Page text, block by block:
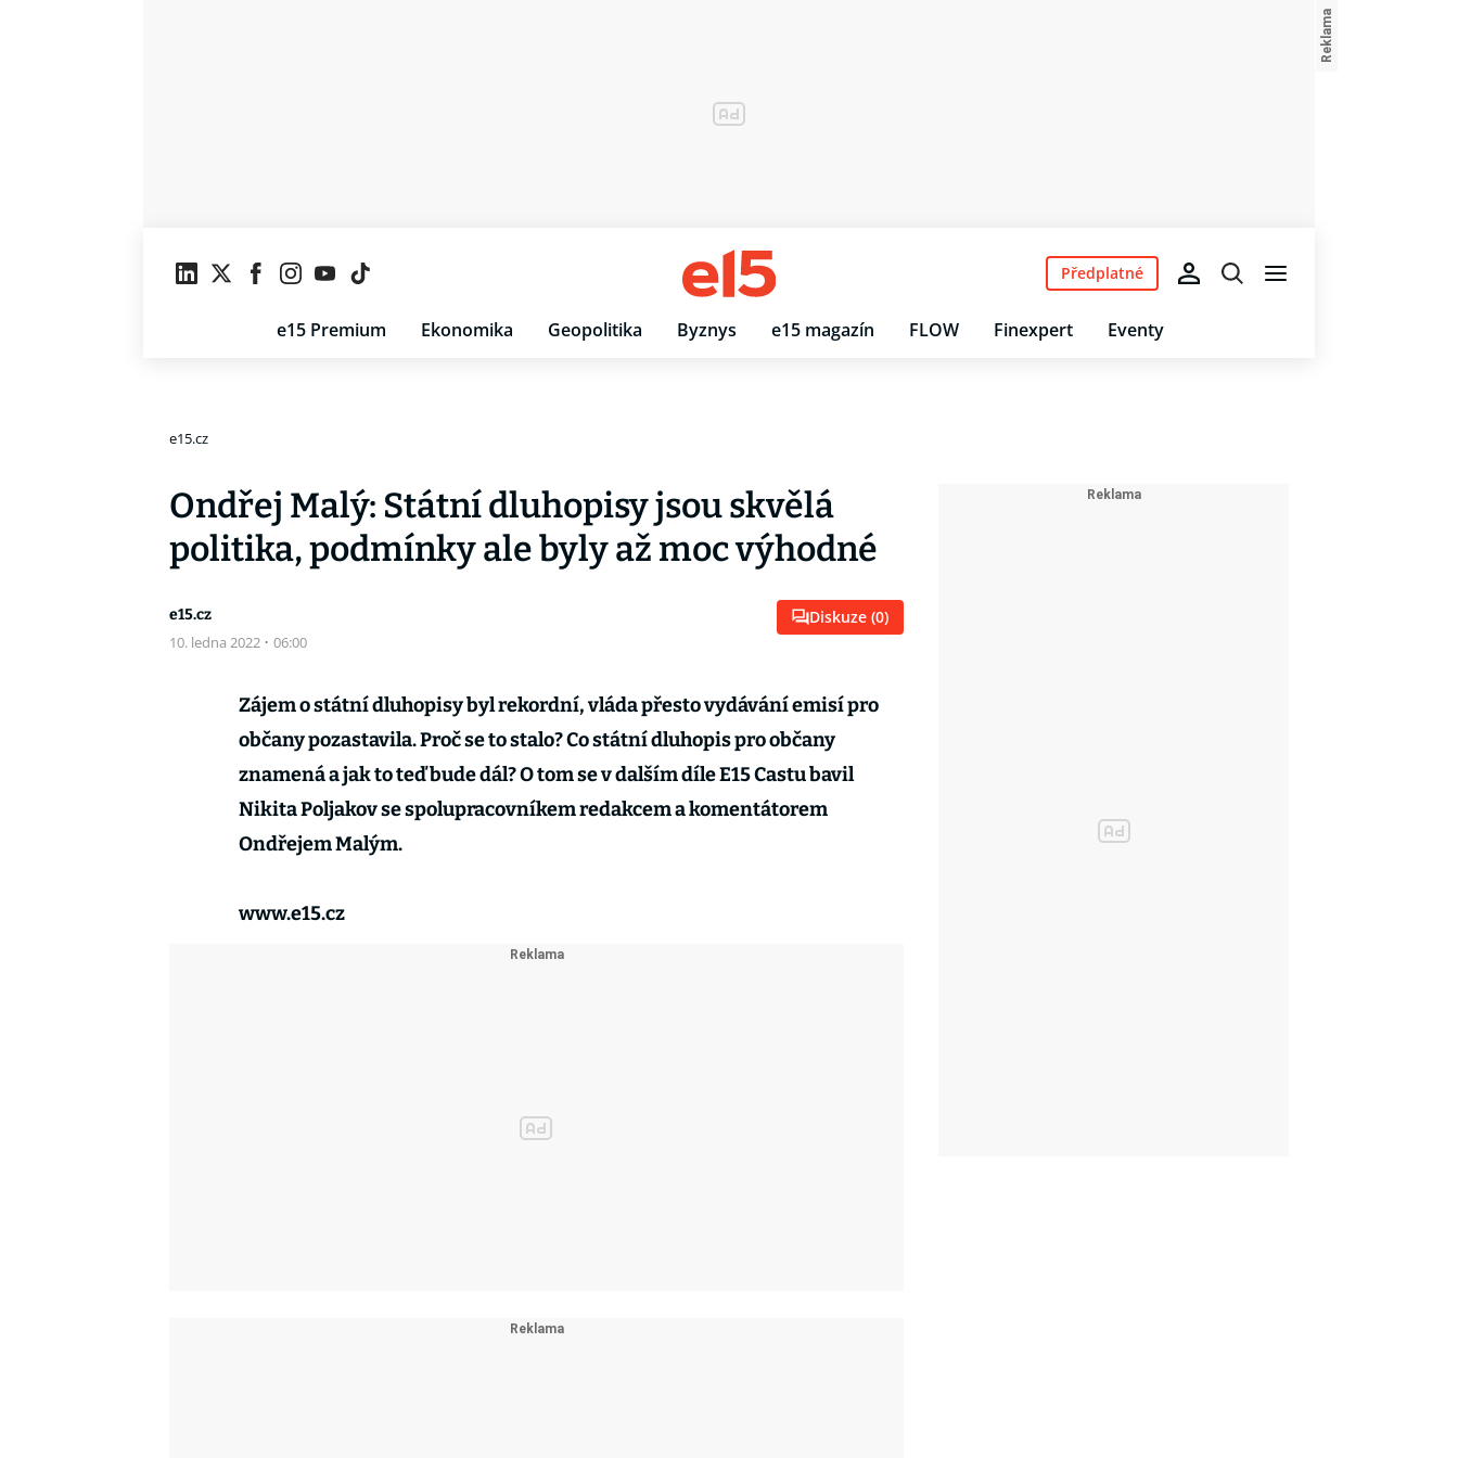
e15 Premium Ekonomika Geopolitika Byznys e15 magazín FLOW Finexpert Eventy
Předplatné
e15.cz
Ondřej Malý: Státní dluhopisy jsou skvělá
politika, podmínky ale byly až moc výhodné
e15.cz
10. ledna 2022 · 06:00
Diskuze (0)
Zájem o státní dluhopisy byl rekordní, vláda přesto vydávání emisí pro
občany pozastavila. Proč se to stalo? Co státní dluhopis pro občany
znamená a jak to teď bude dál? O tom se v dalším díle E15 Castu bavil
Nikita Poljakov se spolupracovníkem redakcem a komentátorem
Ondřejem Malým.
www.e15.cz